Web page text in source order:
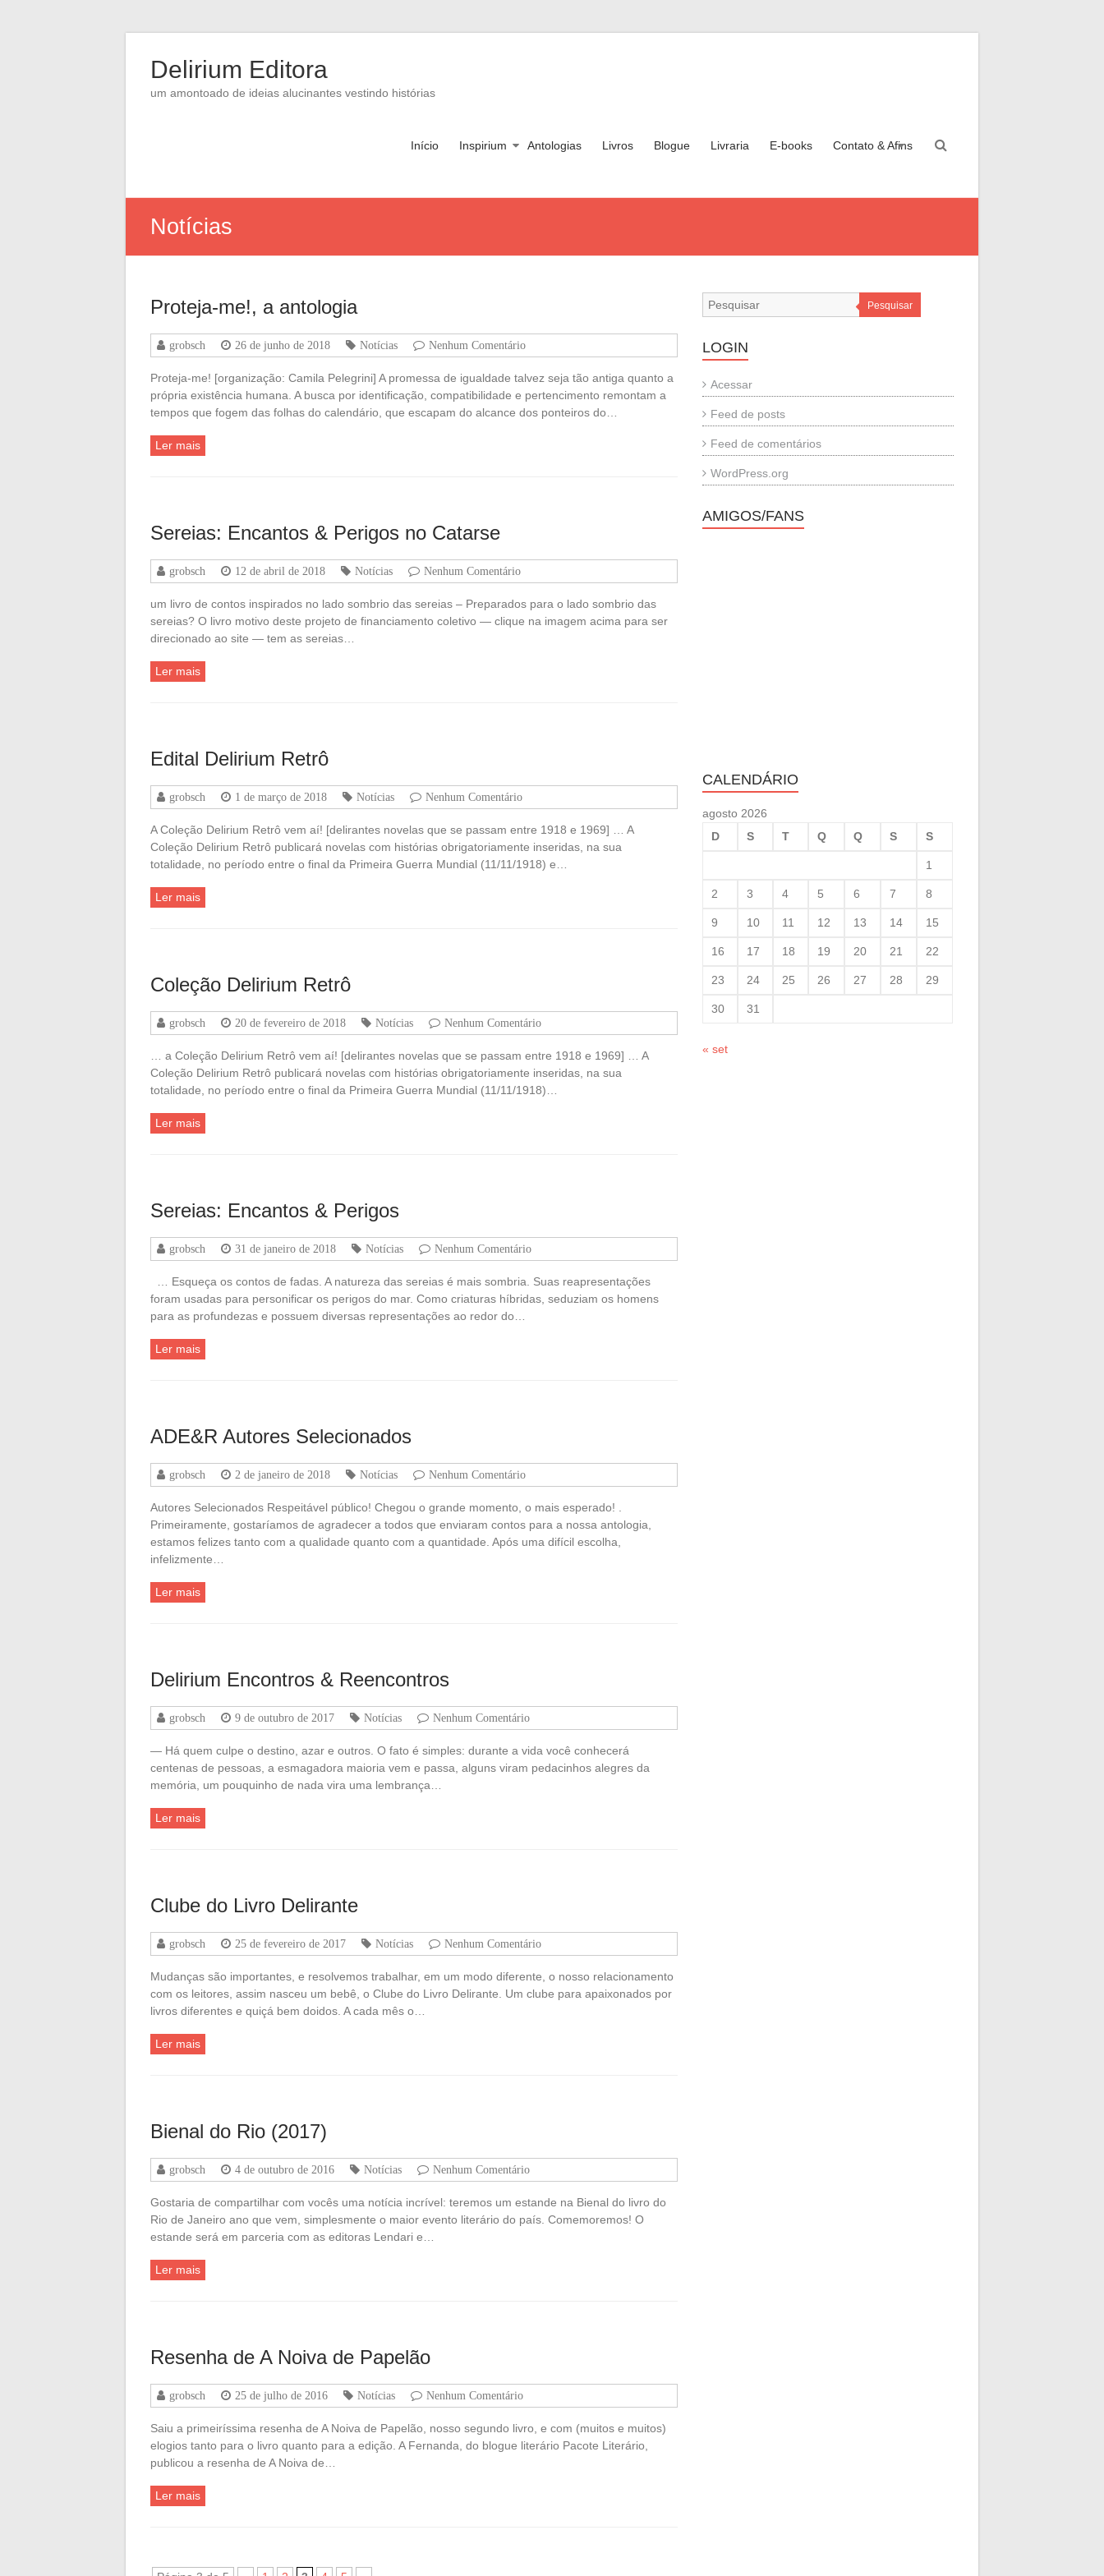
contentDelirium Editora
um amontoado de ideias alucinantes vestindo histórias
Início Inspirium Antologias Livros Blogue Livraria E-books Contato & Afins
Notícias
Proteja-me!, a antologia
grobsch 26 de junho de 2018 Notícias Nenhum Comentário
Proteja-me! [organização: Camila Pelegrini] A promessa de igualdade talvez seja tão antiga quanto a
própria existência humana. A busca por identificação, compatibilidade e pertencimento remontam a
tempos que fogem das folhas do calendário, que escapam do alcance dos ponteiros do…
Ler mais
Sereias: Encantos & Perigos no Catarse
grobsch 12 de abril de 2018 Notícias Nenhum Comentário
um livro de contos inspirados no lado sombrio das sereias – Preparados para o lado sombrio das
sereias? O livro motivo deste projeto de financiamento coletivo — clique na imagem acima para ser
direcionado ao site — tem as sereias…
Ler mais
Edital Delirium Retrô
grobsch 1 de março de 2018 Notícias Nenhum Comentário
A Coleção Delirium Retrô vem aí! [delirantes novelas que se passam entre 1918 e 1969] … A
Coleção Delirium Retrô publicará novelas com histórias obrigatoriamente inseridas, na sua
totalidade, no período entre o final da Primeira Guerra Mundial (11/11/1918) e…
Ler mais
Coleção Delirium Retrô
grobsch 20 de fevereiro de 2018 Notícias Nenhum Comentário
… a Coleção Delirium Retrô vem aí! [delirantes novelas que se passam entre 1918 e 1969] … A
Coleção Delirium Retrô publicará novelas com histórias obrigatoriamente inseridas, na sua
totalidade, no período entre o final da Primeira Guerra Mundial (11/11/1918)…
Ler mais
Sereias: Encantos & Perigos
grobsch 31 de janeiro de 2018 Notícias Nenhum Comentário
… Esqueça os contos de fadas. A natureza das sereias é mais sombria. Suas reapresentações
foram usadas para personificar os perigos do mar. Como criaturas híbridas, seduziam os homens
para as profundezas e possuem diversas representações ao redor do…
Ler mais
ADE&R Autores Selecionados
grobsch 2 de janeiro de 2018 Notícias Nenhum Comentário
Autores Selecionados Respeitável público! Chegou o grande momento, o mais esperado! .
Primeiramente, gostaríamos de agradecer a todos que enviaram contos para a nossa antologia,
estamos felizes tanto com a qualidade quanto com a quantidade. Após uma difícil escolha,
infelizmente…
Ler mais
Delirium Encontros & Reencontros
grobsch 9 de outubro de 2017 Notícias Nenhum Comentário
— Há quem culpe o destino, azar e outros. O fato é simples: durante a vida você conhecerá
centenas de pessoas, a esmagadora maioria vem e passa, alguns viram pedacinhos alegres da
memória, um pouquinho de nada vira uma lembrança…
Ler mais
Clube do Livro Delirante
grobsch 25 de fevereiro de 2017 Notícias Nenhum Comentário
Mudanças são importantes, e resolvemos trabalhar, em um modo diferente, o nosso relacionamento
com os leitores, assim nasceu um bebê, o Clube do Livro Delirante. Um clube para apaixonados por
livros diferentes e quiçá bem doidos. A cada mês o…
Ler mais
Bienal do Rio (2017)
grobsch 4 de outubro de 2016 Notícias Nenhum Comentário
Gostaria de compartilhar com vocês uma notícia incrível: teremos um estande na Bienal do livro do
Rio de Janeiro ano que vem, simplesmente o maior evento literário do país. Comemoremos! O
estande será em parceria com as editoras Lendari e…
Ler mais
Resenha de A Noiva de Papelão
grobsch 25 de julho de 2016 Notícias Nenhum Comentário
Saiu a primeiríssima resenha de A Noiva de Papelão, nosso segundo livro, e com (muitos e muitos)
elogios tanto para o livro quanto para a edição. A Fernanda, do blogue literário Pacote Literário,
publicou a resenha de A Noiva de…
Ler mais
Pesquisar
LOGIN
Acessar
Feed de posts
Feed de comentários
WordPress.org
AMIGOS/FANS
CALENDÁRIO
agosto 2026
D
S T Q Q S S
1
2 3 4 5 6 7 8
9 10 11 12 13 14 15
16 17 18 19 20 21 22
23 24 25 26 27 28 29
30 31
« set